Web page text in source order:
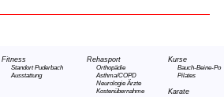
Fitness
Standort Puderbach
Ausstattung
Rehasport
Orthopädie
Asthma/COPD
Neurologie Ärzte
Kostenübernahme
Kurse
Bauch-Beine-Po
Pilates
Karate